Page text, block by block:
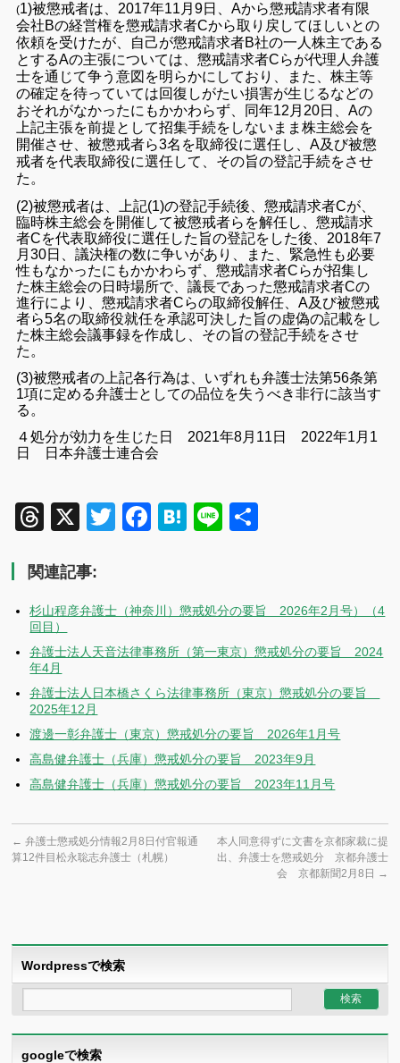
(1)被懲戒者は、2017年11月9日、Aから懲戒請求者有限
会社Bの経営権を懲戒請求者Cから取り戻してほしいとの
依頼を受けたが、自己が懲戒請求者B社の一人株主である
とするAの主張については、懲戒請求者Cらが代理人弁護
士を通じて争う意図を明らかにしており、また、株主等
の確定を待っていては回復しがたい損害が生じるなどの
おそれがなかったにもかかわらず、同年12月20日、Aの
上記主張を前提として招集手続をしないまま株主総会を
開催させ、被懲戒者ら3名を取締役に選任し、A及び被懲
戒者を代表取締役に選任して、その旨の登記手続をさせ
た。
(2)被懲戒者は、上記(1)の登記手続後、懲戒請求者Cが、
臨時株主総会を開催して被懲戒者らを解任し、懲戒請求
者Cを代表取締役に選任した旨の登記をした後、2018年7
月30日、議決権の数に争いがあり、また、緊急性も必要
性もなかったにもかかわらず、懲戒請求者Cらが招集し
た株主総会の日時場所で、議長であった懲戒請求者Cの
進行により、懲戒請求者Cらの取締役解任、A及び被懲戒
者ら5名の取締役就任を承認可決した旨の虚偽の記載をし
た株主総会議事録を作成し、その旨の登記手続をさせ
た。
(3)被懲戒者の上記各行為は、いずれも弁護士法第56条第
1項に定める弁護士としての品位を失うべき非行に該当す
る。
４処分が効力を生じた日 2021年8月11日
2022年1月1
日 日本弁護士連合会
Threads
X TwitterFacebook
Hatena
Line
関連記事:
杉山程彦弁護士（神奈川）懲戒処分の要旨 2026年2月号）（4
回目）
弁護士法人天音法律事務所（第一東京）懲戒処分の要旨 2024
年4月
弁護士法人日本橋さくら法律事務所（東京）懲戒処分の要旨
2025年12月
渡邊一彰弁護士（東京）懲戒処分の要旨 2026年1月号
高島健弁護士（兵庫）懲戒処分の要旨 2023年9月
高島健弁護士（兵庫）懲戒処分の要旨 2023年11月号
← 弁護士懲戒処分情報2月8日付官報通
算12件目松永聡志弁護士（札幌）
本人同意得ずに文書を京都家裁に提
出、弁護士を懲戒処分 京都弁護士
会 京都新聞2月8日 →
Wordpressで検索
googleで検索